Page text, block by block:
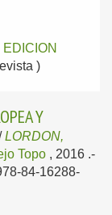
)
Y
LORDON,
Topo , 2016 .-
84-16288-